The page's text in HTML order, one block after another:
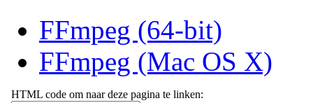
FFmpeg (64-bit)
FFmpeg (Mac OS X)
HTML code om naar deze pagina te linken: